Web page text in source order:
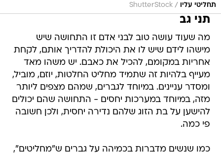
תחליטי עליו /
ShutterStock
תני גב
מה שעוד עושה טוב לבני אדם זו התחושה שיש
מישהו לידם שיש לו את היכולת להדריך אותם, לקחת
אחריות במקומם, להכיל את כאבם. יש משהו מאד
מעייף בלהיות זה שתמיד מחליט החלטות, יוזם, מוביל,
ומסדר עניינים. במיוחד לגברים, שמהם מצפים ליותר
מזה, במיוחד במערכות יחסים - התחושה שהם יכולים
להישען על בת הזוג שלהם נדירה יחסית, ולכן חשובה
פי כמה.
כמו שנשים מדברות בכמיהה על גברים ש"מחליטים",